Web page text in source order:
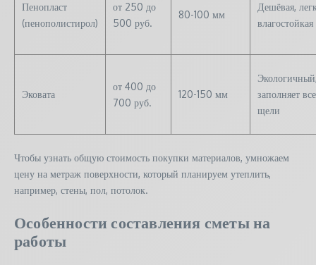
Пенопласт
(пенополистирол)
от 250 до
500 руб.
80-100 мм
Дешёвая,
влагостойкая
Эковата
от 400 до
700 руб.
120-150 мм
заполняет все
щели
Чтобы узнать общую стоимость покупки материалов, умножаем
цену на метраж поверхности, который планируем утеплить,
например, стены, пол, потолок.
Особенности составления сметы на
работы